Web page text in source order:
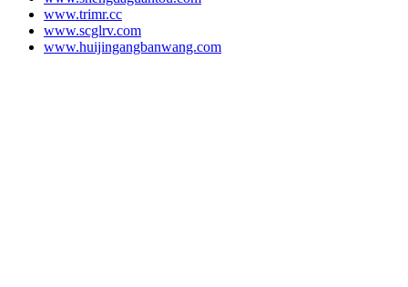
www.trimr.cc
www.scglrv.com
www.huijingangbanwang.com